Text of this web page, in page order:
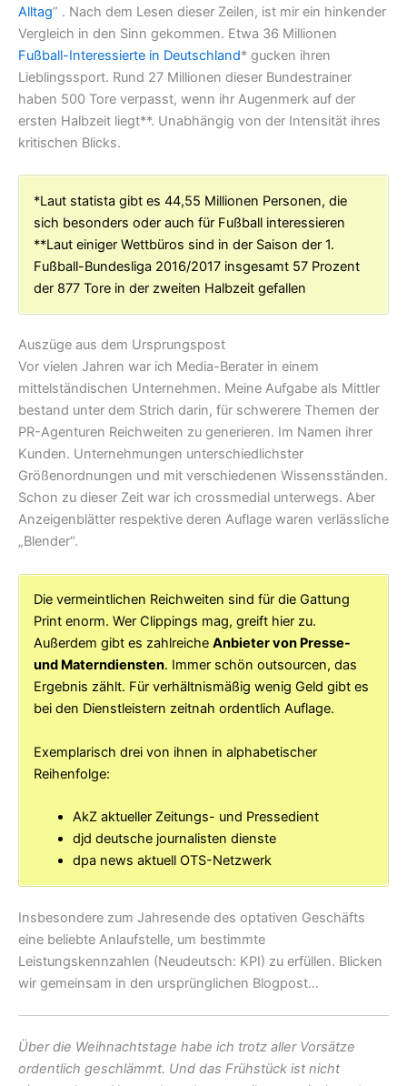
Alltag“ . Nach dem Lesen dieser Zeilen, ist mir ein hinkender
Vergleich in den Sinn gekommen. Etwa 36 Millionen
Fußball-Interessierte in Deutschland* gucken ihren
Lieblingssport. Rund 27 Millionen dieser Bundestrainer
haben 500 Tore verpasst, wenn ihr Augenmerk auf der
ersten Halbzeit liegt**. Unabhängig von der Intensität ihres
kritischen Blicks.
*Laut statista gibt es 44,55 Millionen Personen, die
sich besonders oder auch für Fußball interessieren
**Laut einiger Wettbüros sind in der Saison der 1.
Fußball-Bundesliga 2016/2017 insgesamt 57 Prozent
der 877 Tore in der zweiten Halbzeit gefallen
Auszüge aus dem Ursprungspost
Vor vielen Jahren war ich Media-Berater in einem
mittelständischen Unternehmen. Meine Aufgabe als Mittler
bestand unter dem Strich darin, für schwerere Themen der
PR-Agenturen Reichweiten zu generieren. Im Namen ihrer
Kunden. Unternehmungen unterschiedlichster
Größenordnungen und mit verschiedenen Wissensständen.
Schon zu dieser Zeit war ich crossmedial unterwegs. Aber
Anzeigenblätter respektive deren Auflage waren verlässliche
„Blender“.
Die vermeintlichen Reichweiten sind für die Gattung
Print enorm. Wer Clippings mag, greift hier zu.
Außerdem gibt es zahlreiche Anbieter von Presse-
und Materndiensten. Immer schön outsourcen, das
Ergebnis zählt. Für verhältnismäßig wenig Geld gibt es
bei den Dienstleistern zeitnah ordentlich Auflage.
Exemplarisch drei von ihnen in alphabetischer
Reihenfolge:
AkZ aktueller Zeitungs- und Pressedient
djd deutsche journalisten dienste
dpa news aktuell OTS-Netzwerk
Insbesondere zum Jahresende des optativen Geschäfts
eine beliebte Anlaufstelle, um bestimmte
Leistungskennzahlen (Neudeutsch: KPI) zu erfüllen. Blicken
wir gemeinsam in den ursprünglichen Blogpost…
Über die Weihnachtstage habe ich trotz aller Vorsätze
ordentlich geschlämmt. Und das Frühstück ist nicht